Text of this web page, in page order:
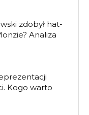
zdobył hat-
Analiza
Kogo warto